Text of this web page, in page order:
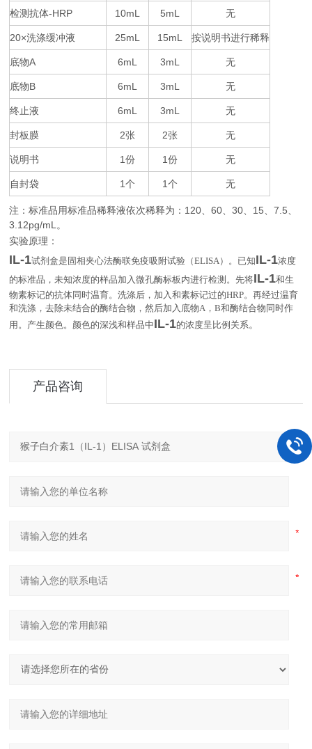
检测抗体-HRP 10mL 5mL 无
20×洗涤缓冲液 25mL 15mL 按说明书进行稀释
底物A 6mL 3mL 无
底物B 6mL 3mL 无
终止液 6mL 3mL 无
封板膜 2张 2张 无
说明书 1份 1份 无
自封袋 1个 1个 无
注：标准品用标准品稀释液依次稀释为： 120、60、30、 15、7.5、
3.12pg/mL 。
实验原理：
IL-1试剂盒是固相夹心法酶联免疫吸附试验（ELISA）。已知IL-1浓度
的标准品，未知浓度的样品加入微孔酶标板内进行检测。先将IL-1和生
物素标记的抗体同时温育。洗涤后，加入和素标记过的HRP。再经过温育
和洗涤，去除未结合的酶结合物，然后加入底物A ，B和酶结合物同时作
用。产生颜色。颜色的深浅和样品中IL-1的浓度呈比例关系。
产品咨询